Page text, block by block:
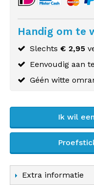
Handig om te
Slechts € 2,95
Eenvoudig aan
Géén witte
Ik wil
Extra informatie